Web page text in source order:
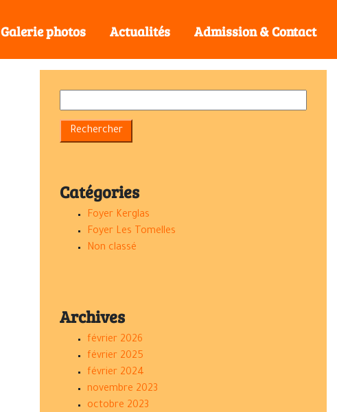
Galerie photos Actualités Admission & Contact
Catégories
Foyer Kerglas
Foyer Les Tomelles
Non classé
Archives
février 2026
février 2025
février 2024
novembre 2023
octobre 2023